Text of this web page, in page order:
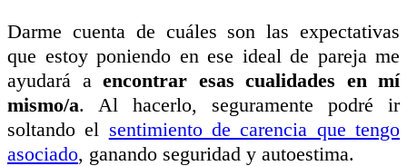
Darme cuenta de cuáles son las expectativas
que estoy poniendo en ese ideal de pareja me
ayudará a encontrar esas cualidades en mí
mismo/a. Al hacerlo, seguramente podré ir
soltando el sentimiento de carencia que tengo
asociado, ganando seguridad y autoestima.